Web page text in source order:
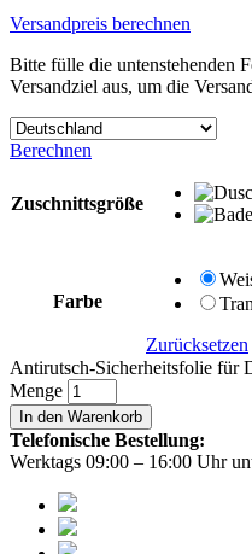
Versandpreis berechnen
Bitte fülle die untenstehenden
Versandziel aus, um die
Berechnen
Zuschnittsgröße
Farbe
Zurücksetzen
Antirutsch-Sicherheitsfolie für
Menge
In den Warenkorb
Telefonische Bestellung:
Werktags 09:00 – 16:00 Uhr